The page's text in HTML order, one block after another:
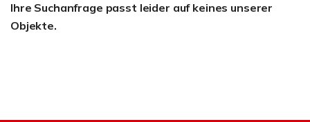
Ihre Suchanfrage passt leider auf keines unserer
Objekte.